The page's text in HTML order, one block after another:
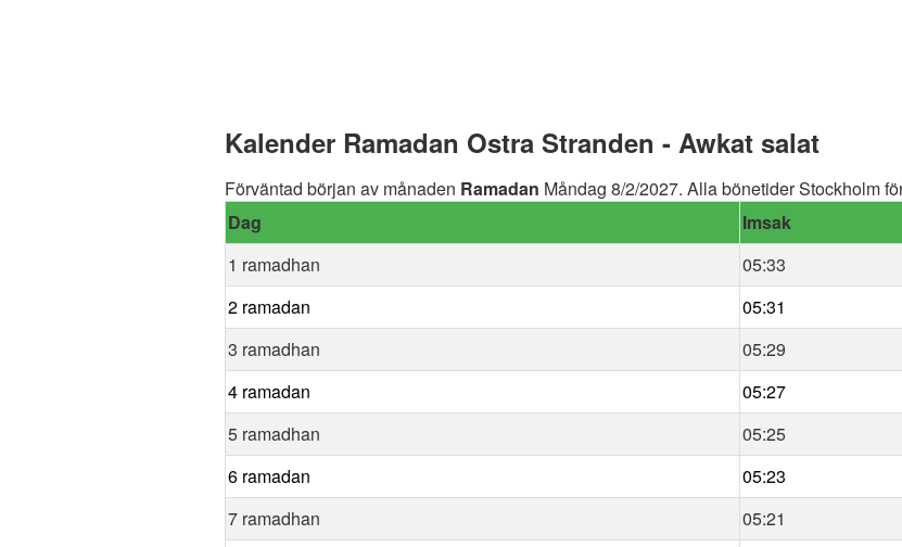
Kalender Ramadan Ostra Stranden - Awkat salat
Förväntad början av månaden Ramadan Måndag 8/2/2027. Alla bönetider Stockholm
Dag
Imsak
1 ramadhan
05:33
2 ramadan
05:31
3 ramadhan
05:29
4 ramadan
05:27
5 ramadhan
05:25
6 ramadan
05:23
7 ramadhan
05:21